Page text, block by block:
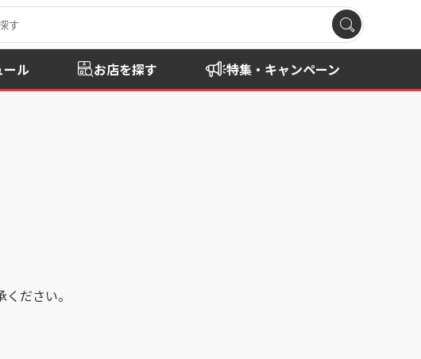
ル お店を探す 特集・キャンペーン
ださい。